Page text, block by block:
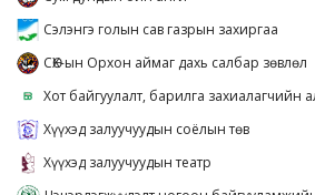
Сэлэнгэ голын сав газрын захиргаа
СӨХ-ын Орхон аймаг дахь салбар зөвлөл
Хот байгуулалт, барилга захиалагчийн
Хүүхэд залуучуудын соёлын төв
Хүүхэд залуучуудын театр